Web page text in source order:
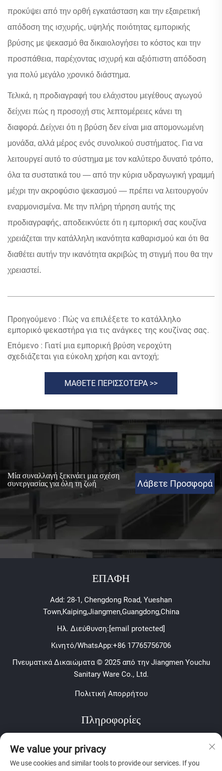
προκύψει από την ορθή εγκατάσταση και την εξαιρετική
απόδοση της ισχυρής, υψηλής ποιότητας εμπορικής
βρύσης με ψεκασμό θα δικαιολογήσει το κόστος και την
προσπάθεια, παρέχοντας ισχυρή και αξιόπιστη απόδοση
για πολύ μεγάλο χρονικό διάστημα.
Τελικά, η προδιαγραφή του ελάχιστου μεγέθους αγωγού
δείχνει πώς η προσοχή στις λεπτομέρειες κάνει τη
διαφορά. Δείχνει ότι η βρύση δεν είναι μια απομονωμένη
μονάδα, αλλά μέρος ενός συνολικού συστήματος. Για να
λειτουργεί αυτό το σύστημα με τον καλύτερο δυνατό τρόπο,
όλα τα συστατικά του — από την κύρια υδραγωγική γραμμή
μέχρι την ακροφύσιο ψεκασμού — πρέπει να λειτουργούν
εναρμονισμένα. Με την πλήρη τήρηση αυτής της
προδιαγραφής, αποδεικνύετε ότι η εμπορική σας κουζίνα
χρειάζεται την κατάλληλη ικανότητα καθαρισμού και ότι θα
διαθέτει αυτήν την ικανότητα ακριβώς τη στιγμή που θα την
χρειαστεί.
Προηγούμενο : Πώς να επιλέξετε το κατάλληλο
εμπορικό ψεκαστήρα για τις ανάγκες της κουζίνας σας.
Επόμενο : Γιατί μια εμπορική βρύση νεροχύτη
σχεδιάζεται για εύκολη χρήση και αντοχή;
ΜΑΘΕΤΕ ΠΕΡΙΣΣΟΤΕΡΑ >>
Μία συναλλαγή ξεκινάει μια σχέση
συνεργασίας για όλη τη ζωή
Λάβετε Προσφορά
ΕΠΑΦΗ
Add: 28-1, Chengdong Road, Yueshan
Town,Kaiping,Jiangmen,Guangdong,China
Ηλ. Διεύθυνση:[email protected]
Κινητό/WhatsApp:+86 17765756706
Πνευματικά Δικαιώματα © 2025 από την Jiangmen Youchu
Sanitary Ware Co., Ltd.
Πολιτική Απορρήτου
Πληροφορίες
δελτίο μας
We value your privacy
We use cookies and similar tools to provide our services. If you